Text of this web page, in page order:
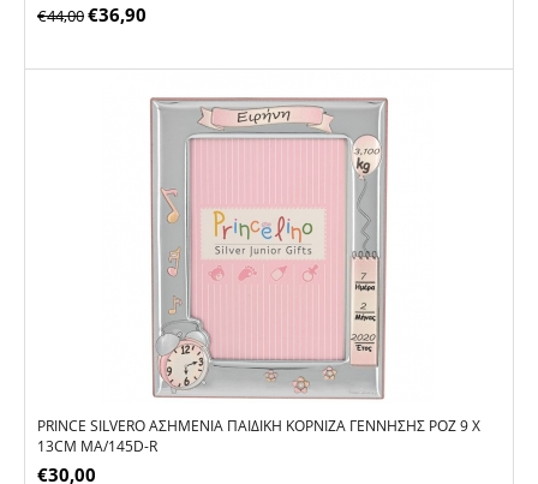
€44,00€36,90
PRINCE SILVERO ΑΣΗΜΈΝΙΑ ΠΑΙΔΙΚΉ ΚΟΡΝΊΖΑ ΓΈΝΝΗΣΗΣ ΡΟΖ 9 X
13CM MA/145D-R
€30,00